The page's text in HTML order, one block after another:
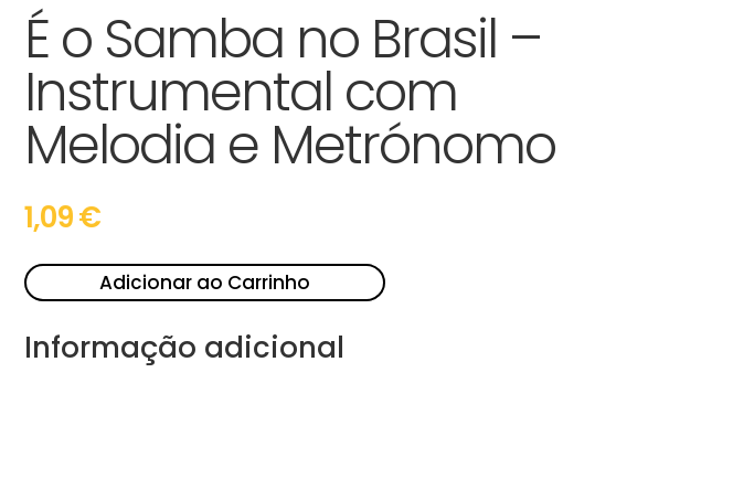
É o Samba no Brasil –
Instrumental com
Melodia e Metrónomo
1,09€
Adicionar ao Carrinho
Informação adicional